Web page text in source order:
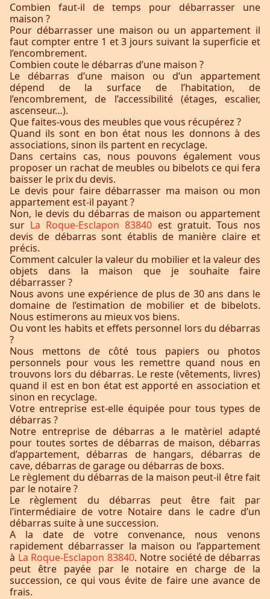
Combien faut-il de temps pour débarrasser une
maison ?
Pour débarrasser une maison ou un appartement il
faut compter entre 1 et 3 jours suivant la superficie et
l’encombrement.
Combien coute le débarras d’une maison ?
Le débarras d’une maison ou d’un appartement
dépend de la surface de l’habitation, de
l’encombrement, de l’accessibilité (étages, escalier,
ascenseur…).
Que faites-vous des meubles que vous récupérez ?
Quand ils sont en bon état nous les donnons à des
associations, sinon ils partent en recyclage.
Dans certains cas, nous pouvons également vous
proposer un rachat de meubles ou bibelots ce qui fera
baisser le prix du devis.
Le devis pour faire débarrasser ma maison ou mon
appartement est-il payant ?
Non, le devis du débarras de maison ou appartement
sur La Roque-Esclapon 83840 est gratuit. Tous nos
devis de débarras sont établis de manière claire et
précis.
Comment calculer la valeur du mobilier et la valeur des
objets dans la maison que je souhaite faire
débarrasser ?
Nous avons une expérience de plus de 30 ans dans le
domaine de l’estimation de mobilier et de bibelots.
Nous estimerons au mieux vos biens.
Ou vont les habits et effets personnel lors du débarras
?
Nous mettons de côté tous papiers ou photos
personnels pour vous les remettre quand nous en
trouvons lors du débarras. Le reste (vêtements, livres)
quand il est en bon état est apporté en association et
sinon en recyclage.
Votre entreprise est-elle équipée pour tous types de
débarras ?
Notre entreprise de débarras a le matèriel adapté
pour toutes sortes de débarras de maison, débarras
d’appartement, débarras de hangars, débarras de
cave, débarras de garage ou débarras de boxs.
Le règlement du débarras de la maison peut-il être fait
par le notaire ?
Le règlement du débarras peut être fait par
l’intermédiaire de votre Notaire dans le cadre d’un
débarras suite à une succession.
A la date de votre convenance, nous venons
rapidement débarrasser la maison ou l’appartement
à La Roque-Esclapon 83840. Notre société de débarras
peut être payée par le notaire en charge de la
succession, ce qui vous évite de faire une avance de
frais.